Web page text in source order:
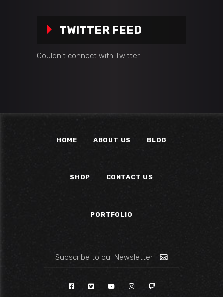
TWITTER FEED
Couldn't connect with Twitter
HOME ABOUT US BLOG
SHOP CONTACT US
PORTFOLIO